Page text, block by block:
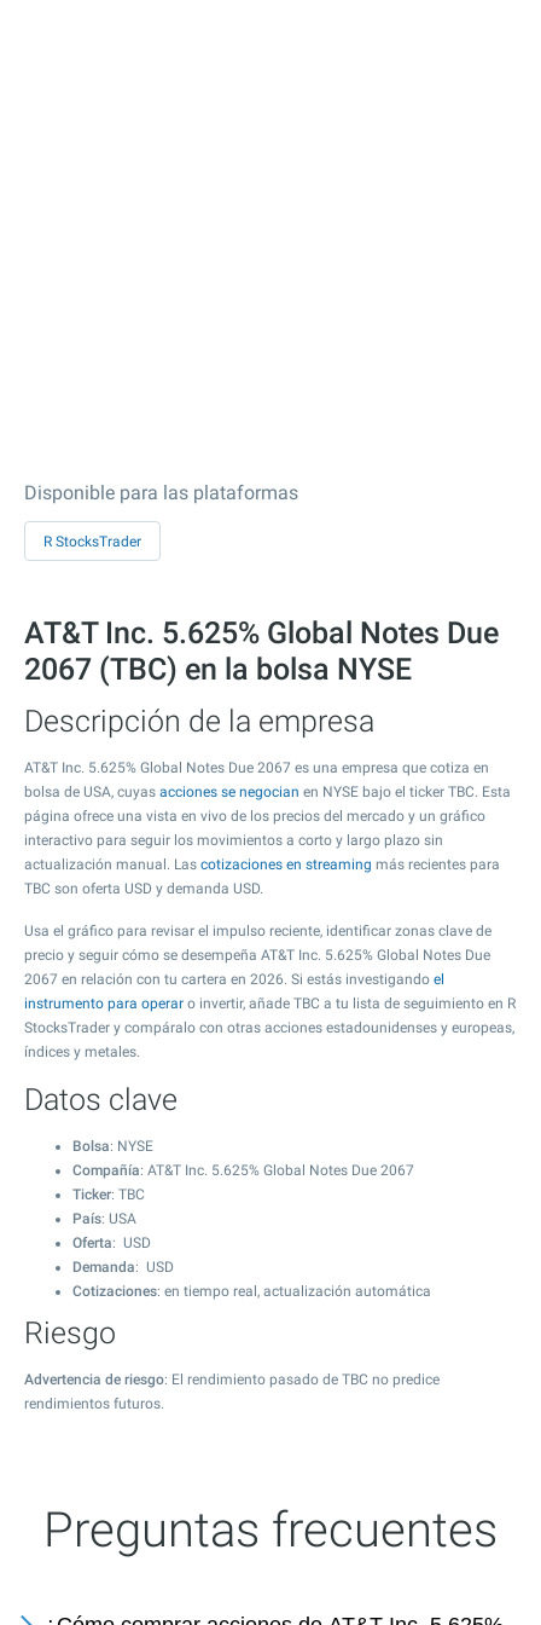
Disponible para las plataformas
R StocksTrader
AT&T Inc. 5.625% Global Notes Due
2067 (TBC) en la bolsa NYSE
Descripción de la empresa
AT&T Inc. 5.625% Global Notes Due 2067 es una empresa que cotiza en
bolsa de USA, cuyas acciones se negocian en NYSE bajo el ticker TBC. Esta
página ofrece una vista en vivo de los precios del mercado y un gráfico
interactivo para seguir los movimientos a corto y largo plazo sin
actualización manual. Las cotizaciones en streaming más recientes para
TBC son oferta USD y demanda USD.
Usa el gráfico para revisar el impulso reciente, identificar zonas clave de
precio y seguir cómo se desempeña AT&T Inc. 5.625% Global Notes Due
2067 en relación con tu cartera en 2026. Si estás investigando el
instrumento para operar o invertir, añade TBC a tu lista de seguimiento en R
StocksTrader y compáralo con otras acciones estadounidenses y europeas,
índices y metales.
Datos clave
Bolsa: NYSE
Compañía: AT&T Inc. 5.625% Global Notes Due 2067
Ticker: TBC
País: USA
Oferta: USD
Demanda: USD
Cotizaciones: en tiempo real, actualización automática
Riesgo
Advertencia de riesgo: El rendimiento pasado de TBC no predice
rendimientos futuros.
Preguntas frecuentes